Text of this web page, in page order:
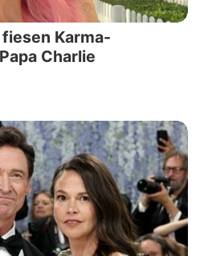
Karma-
Charlie